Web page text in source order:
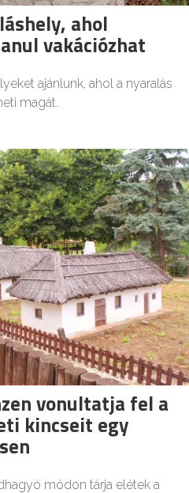
ahol
vakációzhat
ajánlunk, ahol a nyaralás
magát.
vonultatja fel a
kincseit egy
módon tárja elétek a